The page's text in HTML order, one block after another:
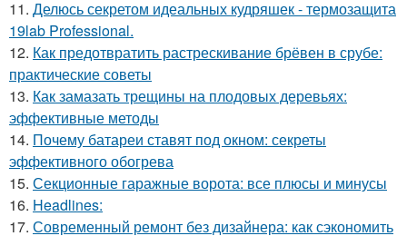
11. Делюсь секретом идеальных кудряшек - термозащита
19lab Professional.
12. Как предотвратить растрескивание брёвен в срубе:
практические советы
13. Как замазать трещины на плодовых деревьях:
эффективные методы
14. Почему батареи ставят под окном: секреты
эффективного обогрева
15. Секционные гаражные ворота: все плюсы и минусы
16. Headlines:
17. Современный ремонт без дизайнера: как сэкономить